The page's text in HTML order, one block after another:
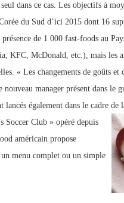
dans ce cas. Les objectifs à
du Sud d’ici 2015 dont 16
de 1 000 fast-foods au
KFC, McDonald, etc.), mais les
« Les changements de goûts et
manager présent dans le
également dans le cadre
Soccer Club » opéré depuis
américain propose
menu complet ou un simple